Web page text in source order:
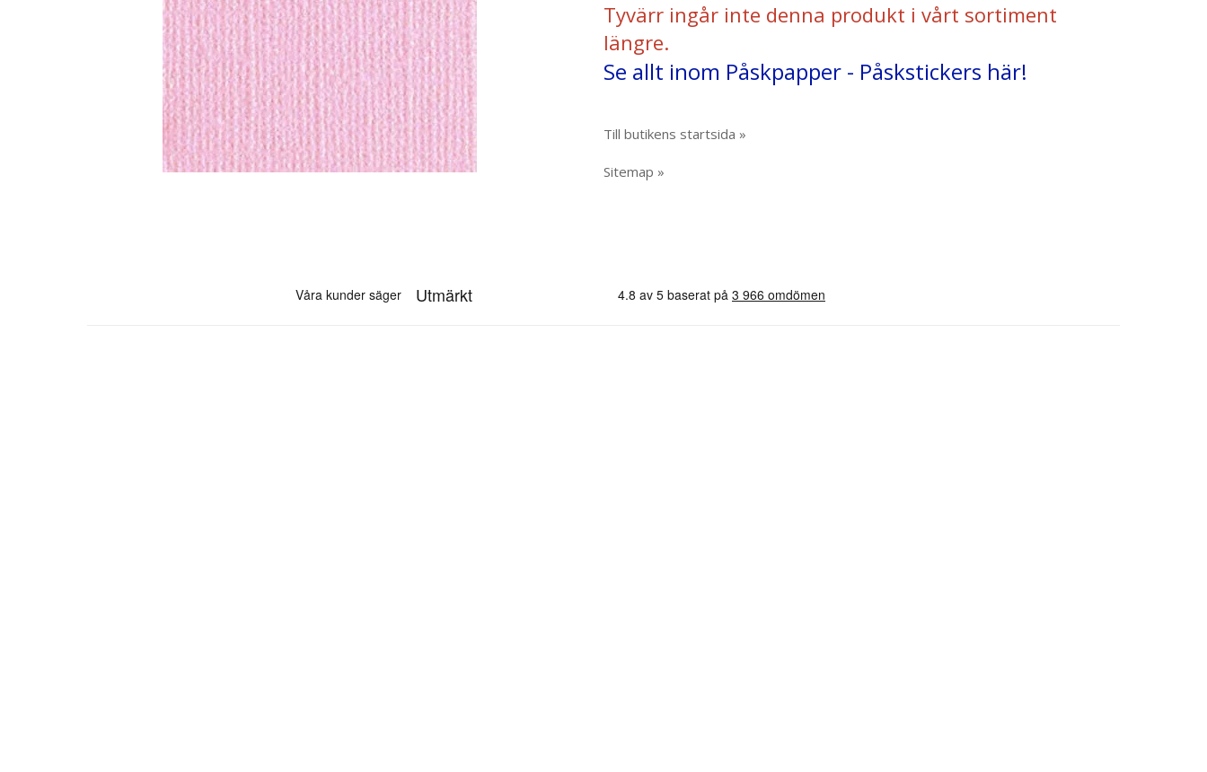
Tyvärr ingår inte denna produkt i vårt sortiment
längre.
Se allt inom Påskpapper - Påskstickers här!
Till butikens startsida »
Sitemap »